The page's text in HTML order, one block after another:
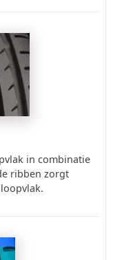
in combinatie
ribben zorgt